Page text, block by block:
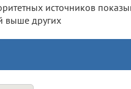
источников
выше других